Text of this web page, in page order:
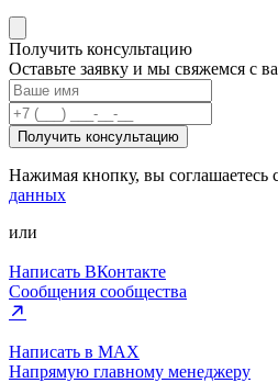
Получить консультацию
Оставьте заявку и мы свяжемся с
Получить консультацию
Нажимая кнопку, вы соглашаетесь
данных
или
Написать ВКонтакте
Сообщения сообщества
Написать в MAX
Напрямую главному менеджеру